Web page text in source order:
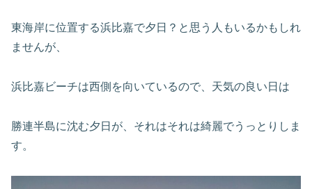
東海岸に位置する浜比嘉で夕日？と思う人もいるかもしれ
ませんが、
浜比嘉ビーチは西側を向いているので、天気の良い日は
勝連半島に沈む夕日が、それはそれは綺麗でうっとりしま
す。